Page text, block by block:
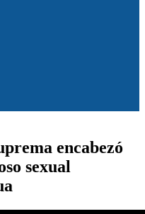
encabezó
sexual